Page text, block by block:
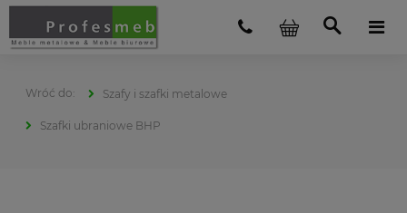
Szafy i szafki metalowe
Szafki ubraniowe BHP